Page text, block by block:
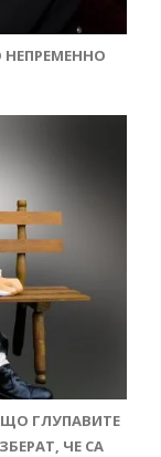
НЕПРЕМЕННО
ГЛУПАВИТЕ
ЧЕ СА